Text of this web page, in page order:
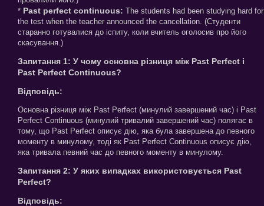
* Past perfect continuous: The students had been studying hard for
the test when the teacher announced the cancellation. (Студенти
старанно готувалися до іспиту, коли вчитель оголосив про його
скасування.)
Запитання 1: У чому основна різниця між Past Perfect і
Past Perfect Continuous?
Відповідь:
Основна різниця між Past Perfect (минулий завершений час) і Past
Perfect Continuous (минулий тривалий завершений час) полягає в
тому, що Past Perfect описує дію, яка була завершена до певного
моменту в минулому, тоді як Past Perfect Continuous описує дію,
яка тривала певний час до певного моменту в минулому.
Запитання 2: У яких випадках використовується Past
Perfect?
Відповідь: